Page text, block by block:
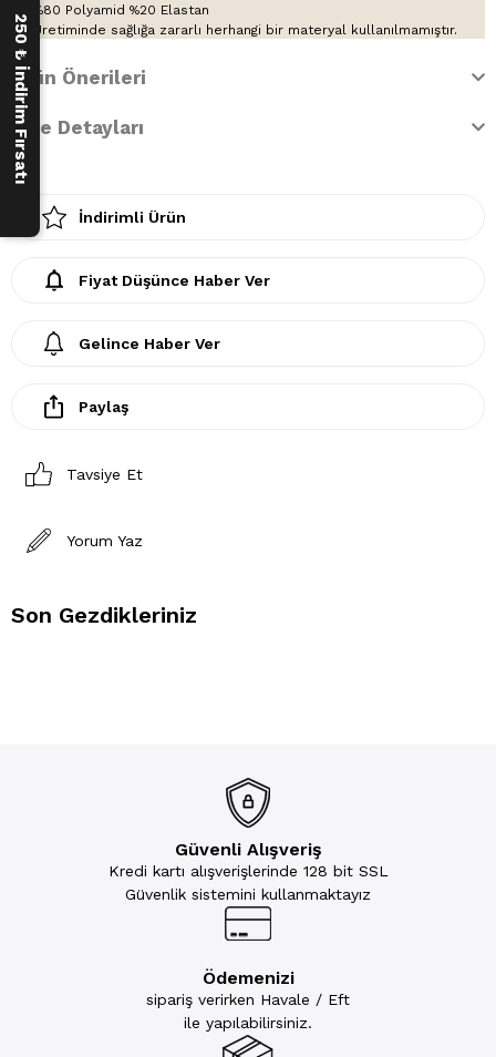
%80 Polyamid %20 Elastan
Üretiminde sağlığa zararlı herhangi bir materyal kullanılmamıştır.
Ürün Önerileri
İade Detayları
İndirimli Ürün
Fiyat Düşünce Haber Ver
Gelince Haber Ver
Paylaş
Tavsiye Et
Yorum Yaz
Son Gezdikleriniz
Güvenli Alışveriş
Kredi kartı alışverişlerinde 128 bit SSL
Güvenlik sistemini kullanmaktayız
Ödemenizi
sipariş verirken Havale / Eft
ile yapılabilirsiniz.
250 ₺ İndirim Fırsatı